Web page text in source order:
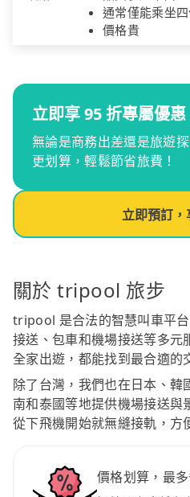
通常僅能乘坐
價格貴
立即享 95 折專屬優惠
無論是商務出差還是旅遊
更划算，輕鬆節省旅費！
立即預訂，
關於 tripool 旅步
tripool 是合法的智慧叫車平
接送、包車和機場接送等多元
全家出遊，都能找到最合適的
除了台灣，我們也在日本、韓
南和泰國等地提供機場接送與
從下飛機開始就無縫接軌，方
價格划算，最